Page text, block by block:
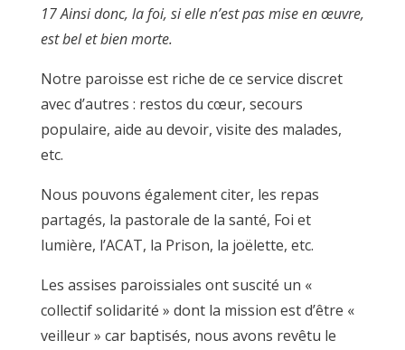
17 Ainsi donc, la foi, si elle n’est pas mise en œuvre,
est bel et bien morte.
Notre paroisse est riche de ce service discret
avec d’autres : restos du cœur, secours
populaire, aide au devoir, visite des malades,
etc.
Nous pouvons également citer, les repas
partagés, la pastorale de la santé, Foi et
lumière, l’ACAT, la Prison, la joëlette, etc.
Les assises paroissiales ont suscité un «
collectif solidarité » dont la mission est d’être «
veilleur » car baptisés, nous avons revêtu le